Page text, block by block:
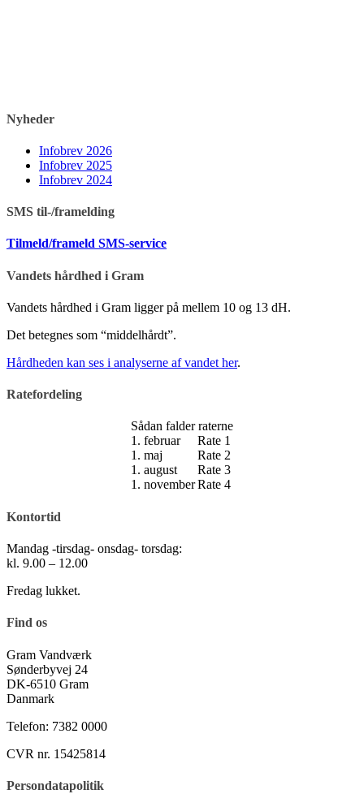
Nyheder
Infobrev 2026
Infobrev 2025
Infobrev 2024
SMS til-/framelding
Tilmeld/frameld SMS-service
Vandets hårdhed i Gram
Vandets hårdhed i Gram ligger på mellem 10 og 13 dH.
Det betegnes som “middelhårdt”.
Hårdheden kan ses i analyserne af vandet her.
Ratefordeling
Sådan falder raterne
1. februar
Rate 1
1. maj
Rate 2
1. august
Rate 3
1. novemberRate 4
Kontortid
Mandag -tirsdag- onsdag- torsdag:
kl. 9.00 – 12.00
Fredag lukket.
Find os
Gram Vandværk
Sønderbyvej 24
DK-6510 Gram
Danmark
Telefon: 7382 0000
CVR nr. 15425814
Persondatapolitik